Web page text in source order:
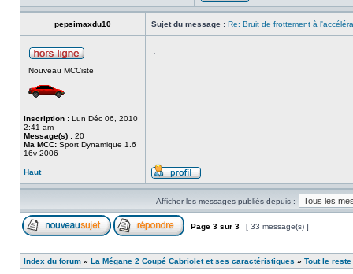
pepsimaxdu10 Sujet du message : Re: Bruit de frottement à
Nouveau MCCiste
Inscription : Lun Déc 06, 2010
2:41 am
Message(s) : 20
Ma MCC: Sport Dynamique 1.6
16v 2006
.
Haut
Afficher les messages publiés depuis :
Page 3 sur 3 [ 33 message(s) ]
Index du forum » La Mégane 2 Coupé Cabriolet et ses caractéristiques » Tout le reste